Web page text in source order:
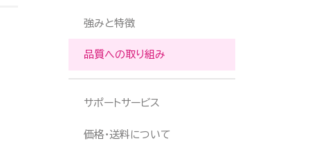
強みと特徴
品質への取り組み
サポートサービス
価格・送料について